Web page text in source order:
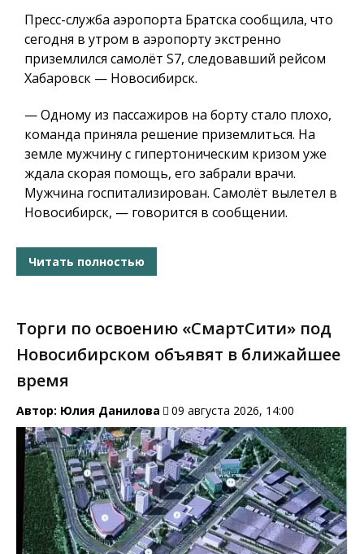
Пресс-служба аэропорта Братска сообщила, что
сегодня в утром в аэропорту экстренно
приземлился самолёт S7, следовавший рейсом
Хабаровск — Новосибирск.
— Одному из пассажиров на борту стало плохо,
команда приняла решение приземлиться. На
земле мужчину с гипертоническим кризом уже
ждала скорая помощь, его забрали врачи.
Мужчина госпитализирован. Самолёт вылетел в
Новосибирск, — говорится в сообщении.
Читать полностью
Торги по освоению «СмартСити» под
Новосибирском объявят в ближайшее
время
Автор: Юлия Данилова 09 августа 2026, 14:00